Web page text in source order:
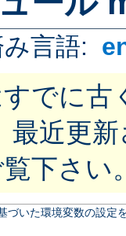
言語:
でに古
最近更
下さい
づいた環境変数の設定